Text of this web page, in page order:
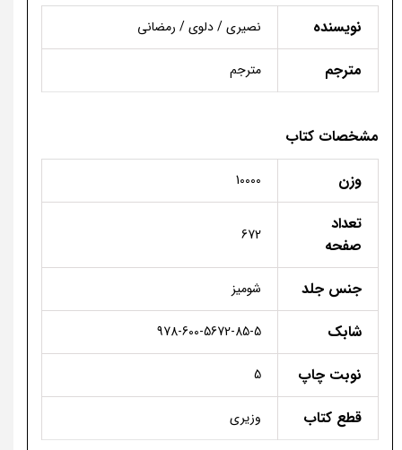
نویسنده
نصیری / دلوی / رمضانی
مترجم مترجم
مشخصات کتاب
وزن
10000
تعداد
صفحه
672
جنس جلد شومیز
شابک 978-600-5672-85-5
نوبت چاپ 5
قطع کتاب وزیری